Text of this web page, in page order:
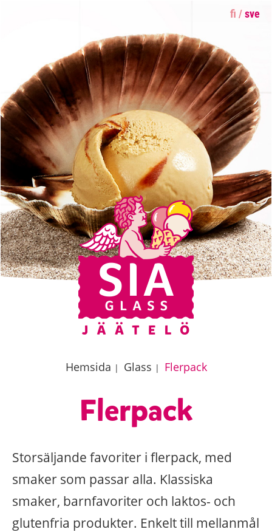
fi /sve
Hemsida | Glass | Flerpack
Flerpack
Storsäljande favoriter i flerpack, med
smaker som passar alla. Klassiska
smaker, barnfavoriter och laktos- och
glutenfria produkter. Enkelt till mellanmål